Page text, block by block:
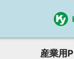
産業用